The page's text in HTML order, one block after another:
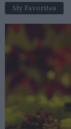
My Favorites